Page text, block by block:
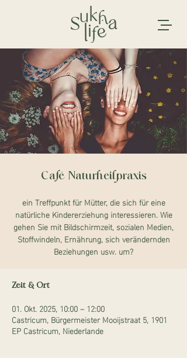
Café Naturheilpraxis
ein Treffpunkt für Mütter, die sich für eine
natürliche Kindererziehung interessieren. Wie
gehen Sie mit Bildschirmzeit, sozialen Medien,
Stoffwindeln, Ernährung, sich verändernden
Beziehungen usw. um?
Zeit & Ort
01. Okt. 2025, 10:00 – 12:00
Castricum, Bürgermeister Mooijstraat 5, 1901
EP Castricum, Niederlande